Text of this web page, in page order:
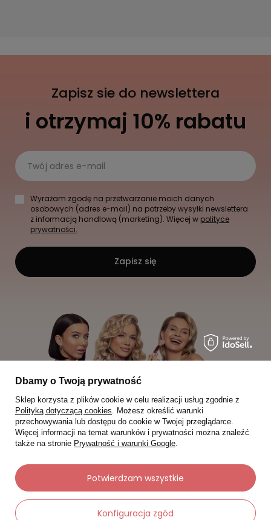
Zapisz sie do newslettera
i otrzymaj 10% rabatu
Twój adres e-mail
Wyrażam zgodę na przetwarzanie moich danych
osobowych (adres e-mail) na potrzeby wysyłki newslettera
z informacją handlową (marketing). Więcej w polityce
prywatności.
Zapisz się
Moje zamówienia
Status zamówienia
Dbamy o Twoją prywatność
Sklep korzysta z plików cookie w celu realizacji usług zgodnie z
Polityką dotyczącą cookies. Możesz określić warunki
przechowywania lub dostępu do cookie w Twojej przeglądarce.
Więcej informacji na temat warunków i prywatności można znaleźć
także na stronie Prywatność i warunki Google.
Konfiguracja zgód
Potwierdzam wszystkie